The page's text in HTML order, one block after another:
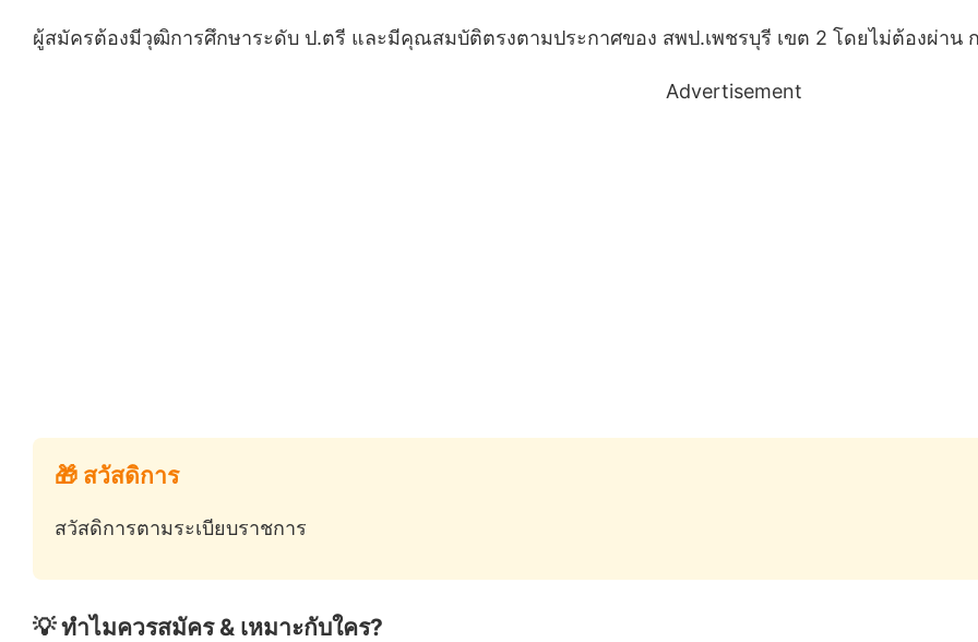
ผู้สมัครต้องมีวุฒิการศึกษาระดับ ป.ตรี และมีคุณสมบัติตรงตามประกาศของ สพป.เพชรบุรี เขต 2 โดยไม่ต้องผ่าน
Advertisement
🎁 สวัสดิการ
สวัสดิการตามระเบียบราชการ
💡 ทำไมควรสมัคร & เหมาะกับใคร?